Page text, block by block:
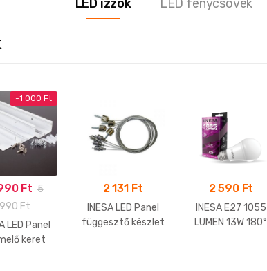
LED izzók LED fénycsövek
-1 000 Ft
Ft 5
990Ft
LED Panel
keret
2 131 Ft
INESA LED Panel
függesztő készlet
2 590 Ft
INESA E27 1055
LUMEN 13W 180°